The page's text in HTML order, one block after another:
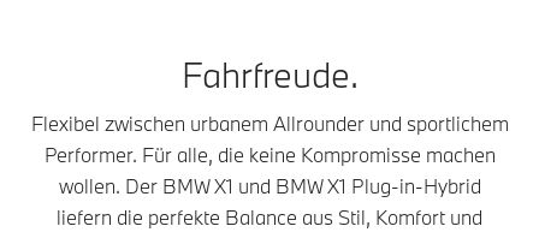
Fahrfreude.
Flexibel zwischen urbanem Allrounder und sportlichem
Performer. Für alle, die keine Kompromisse machen
wollen. Der BMW X1 und BMW X1 Plug-in-Hybrid
liefern die perfekte Balance aus Stil, Komfort und